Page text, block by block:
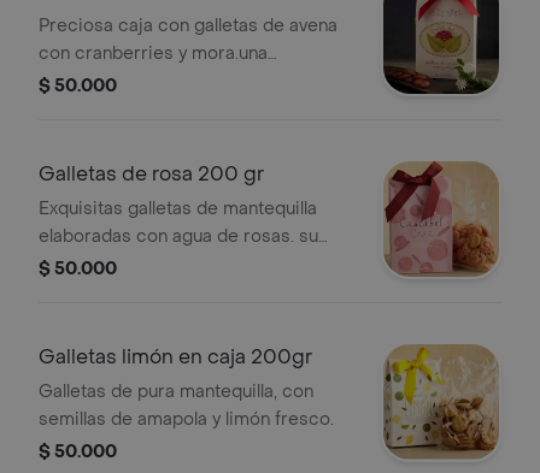
rojos 200 g
Preciosa caja con galletas de avena
con cranberries y mora.una
maravillosa
$ 50.000
Galletas de rosa 200 gr
Exquisitas galletas de mantequilla
elaboradas con agua de rosas. su
particular forma se asemeja a una
maravilloso producto.
$ 50.000
Galletas limón en caja 200gr
Galletas de pura mantequilla, con
semillas de amapola y limón fresco.
$ 50.000